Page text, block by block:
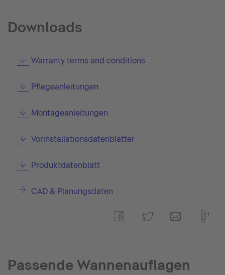
Downloads
Warranty terms and conditions
Pflegeanleitungen
Montageanleitungen
Vorinstallationsdatenblätter
Produktdatenblatt
CAD & Planungsdaten
Passende Wannenauflagen